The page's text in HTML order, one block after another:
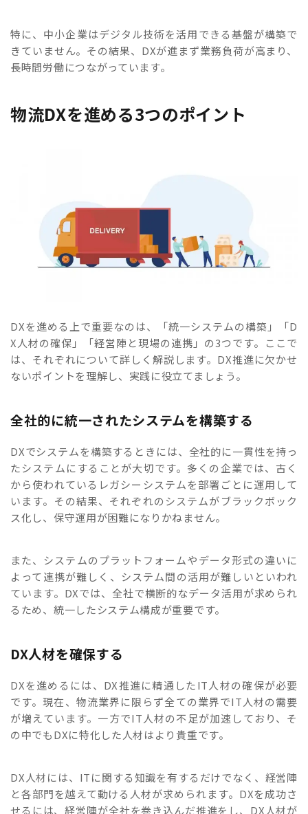
特に、中小企業はデジタル技術を活用できる基盤が構築で
きていません。その結果、DXが進まず業務負荷が高まり、
長時間労働につながっています。
物流DXを進める3つのポイント
DXを進める上で重要なのは、「統一システムの構築」「D
X人材の確保」「経営陣と現場の連携」の3つです。ここで
は、それぞれについて詳しく解説します。DX推進に欠かせ
ないポイントを理解し、実践に役立てましょう。
全社的に統一されたシステムを構築する
DXでシステムを構築するときには、全社的に一貫性を持っ
たシステムにすることが大切です。多くの企業では、古く
から使われているレガシーシステムを部署ごとに運用して
います。その結果、それぞれのシステムがブラックボック
ス化し、保守運用が困難になりかねません。
また、システムのプラットフォームやデータ形式の違いに
よって連携が難しく、システム間の活用が難しいといわれ
ています。DXでは、全社で横断的なデータ活用が求められ
るため、統一したシステム構成が重要です。
DX人材を確保する
DXを進めるには、DX推進に精通したIT人材の確保が必要
です。現在、物流業界に限らず全ての業界でIT人材の需要
が増えています。一方でIT人材の不足が加速しており、そ
の中でもDXに特化した人材はより貴重です。
DX人材には、ITに関する知識を有するだけでなく、経営陣
と各部門を越えて動ける人材が求められます。DXを成功さ
せるには、経営陣が全社を巻き込んだ推進をし、DX人材が